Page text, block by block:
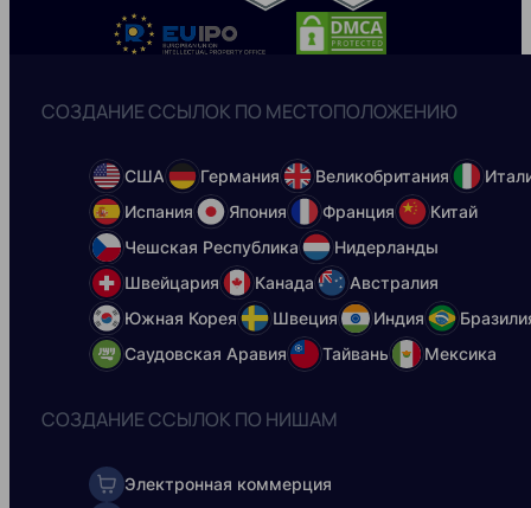
СОЗДАНИЕ ССЫЛОК ПО МЕСТОПОЛОЖЕНИЮ
США Германия Великобритания
Испания
Япония Франция
Китай
Чешская Республика
Нидерланды
Швейцария
Канада
Австралия
Южная Корея
Швеция Индия
Саудовская Аравия
Тайвань Мексика
СОЗДАНИЕ ССЫЛОК ПО НИШАМ
Электронная коммерция